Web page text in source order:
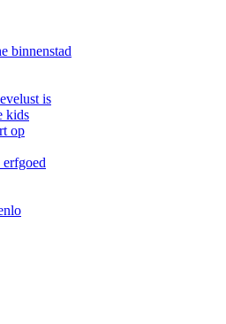
binnenstad
is
kids
op
erfgoed